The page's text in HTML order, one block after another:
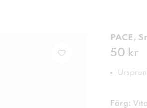
PACE,
Pris :50
50 kr
Färg: